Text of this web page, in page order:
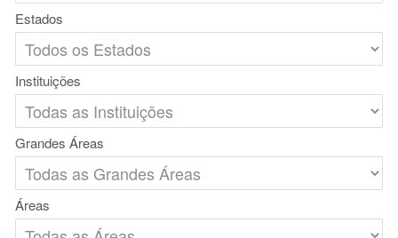
Estados
Instituições
Grandes Áreas
Áreas